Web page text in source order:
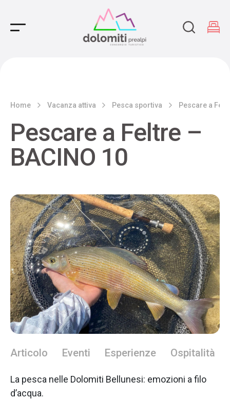
Main Navigation
Home Vacanza attiva Pesca sportiva Pescare a
Pescare a Feltre –
BACINO 10
Articolo Eventi Esperienze Ospitalità
La pesca nelle Dolomiti Bellunesi: emozioni a filo
d’acqua.